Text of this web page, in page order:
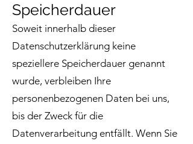
Speicherdauer
Soweit innerhalb dieser
Datenschutzerklärung keine
speziellere Speicherdauer genannt
wurde, verbleiben Ihre
personenbezogenen Daten bei uns,
bis der Zweck für die
Datenverarbeitung entfällt. Wenn Sie